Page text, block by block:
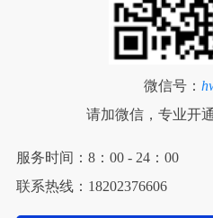
微信号：
请加微信，专业开
服务时间：8：00 - 24：00
联系热线：18202376606